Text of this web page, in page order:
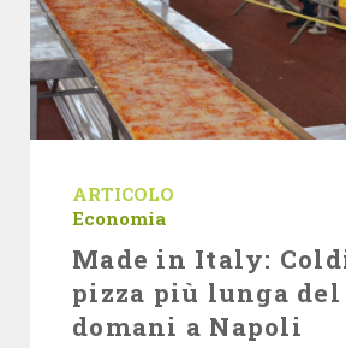
ARTICOLO
Economia
Made in Italy:
pizza più lunga del
domani a Napoli